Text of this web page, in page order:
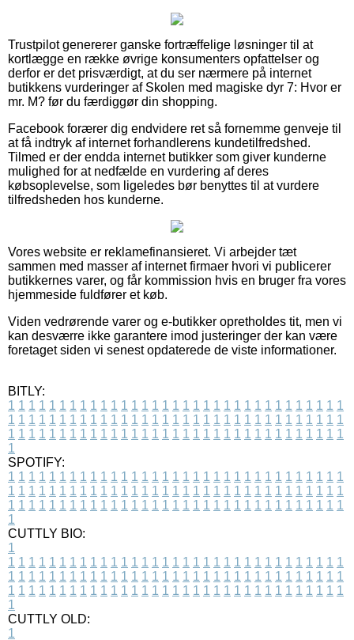
Trustpilot genererer ganske fortræffelige løsninger til at
kortlægge en række øvrige konsumenters opfattelser og
derfor er det prisværdigt, at du ser nærmere på internet
butikkens vurderinger af Skolen med magiske dyr 7: Hvor er
mr. M? før du færdiggør din shopping.
Facebook forærer dig endvidere ret så fornemme genveje til
at få indtryk af internet forhandlerens kundetilfredshed.
Tilmed er der endda internet butikker som giver kunderne
mulighed for at nedfælde en vurdering af deres
købsoplevelse, som ligeledes bør benyttes til at vurdere
tilfredsheden hos kunderne.
Vores website er reklamefinansieret. Vi arbejder tæt
sammen med masser af internet firmaer hvori vi publicerer
butikkernes varer, og får kommission hvis en bruger fra vores
hjemmeside fuldfører et køb.
Viden vedrørende varer og e-butikker opretholdes tit, men vi
kan desværre ikke garantere imod justeringer der kan være
foretaget siden vi senest opdaterede de viste informationer.
BITLY:
1 1 1 1 1 1 1 1 1 1 1 1 1 1 1 1 1 1 1 1 1 1 1 1 1 1 1 1 1 1 1 1 1
1 1 1 1 1 1 1 1 1 1 1 1 1 1 1 1 1 1 1 1 1 1 1 1 1 1 1 1 1 1 1 1 1
1 1 1 1 1 1 1 1 1 1 1 1 1 1 1 1 1 1 1 1 1 1 1 1 1 1 1 1 1 1 1 1 1
1
SPOTIFY:
1 1 1 1 1 1 1 1 1 1 1 1 1 1 1 1 1 1 1 1 1 1 1 1 1 1 1 1 1 1 1 1 1
1 1 1 1 1 1 1 1 1 1 1 1 1 1 1 1 1 1 1 1 1 1 1 1 1 1 1 1 1 1 1 1 1
1 1 1 1 1 1 1 1 1 1 1 1 1 1 1 1 1 1 1 1 1 1 1 1 1 1 1 1 1 1 1 1 1
1
CUTTLY BIO:
1
1 1 1 1 1 1 1 1 1 1 1 1 1 1 1 1 1 1 1 1 1 1 1 1 1 1 1 1 1 1 1 1 1
1 1 1 1 1 1 1 1 1 1 1 1 1 1 1 1 1 1 1 1 1 1 1 1 1 1 1 1 1 1 1 1 1
1 1 1 1 1 1 1 1 1 1 1 1 1 1 1 1 1 1 1 1 1 1 1 1 1 1 1 1 1 1 1 1 1
1
CUTTLY OLD:
1